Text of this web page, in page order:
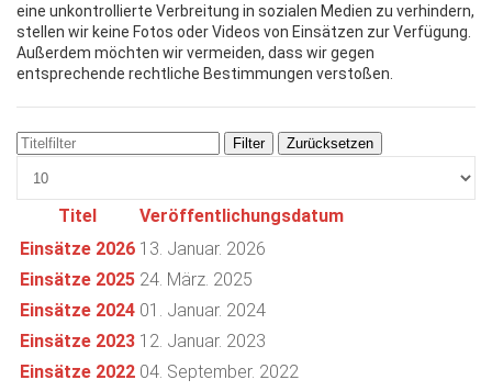
eine unkontrollierte Verbreitung in sozialen Medien zu verhindern,
stellen wir keine Fotos oder Videos von Einsätzen zur Verfügung.
Außerdem möchten wir vermeiden, dass wir gegen
entsprechende rechtliche Bestimmungen verstoßen.
Titelfilter Filter Zurücksetzen
Anzeige #
Beiträge
Titel
Veröffentlichungsdatum
Einsätze 2026 13. Januar. 2026
Einsätze 2025 24. März. 2025
Einsätze 2024 01. Januar. 2024
Einsätze 2023 12. Januar. 2023
Einsätze 2022 04. September. 2022